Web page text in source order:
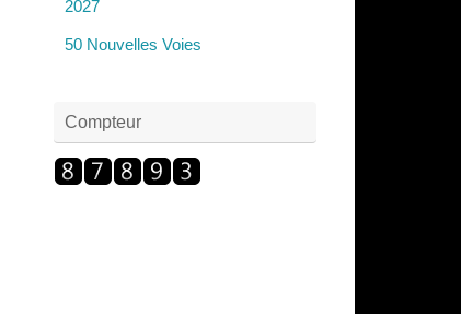
2027
50 Nouvelles Voies
Compteur